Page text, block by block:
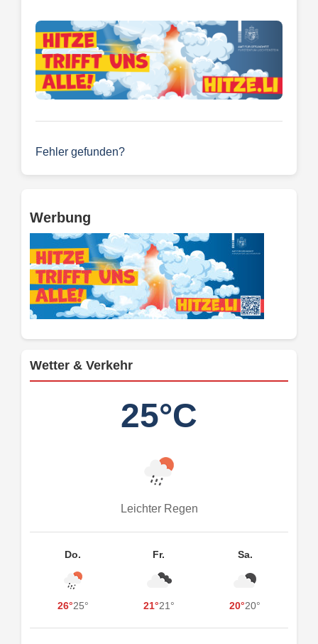
Fehler gefunden?
Werbung
Wetter & Verkehr
25°C
Leichter Regen
Do.
26°25°
Fr.
21°21°
Sa.
20°20°